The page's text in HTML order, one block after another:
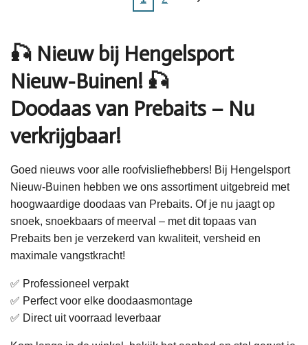
🎣 Nieuw bij Hengelsport
Nieuw-Buinen! 🎣
Doodaas van Prebaits – Nu
verkrijgbaar!
Goed nieuws voor alle roofvisliefhebbers! Bij Hengelsport
Nieuw-Buinen hebben we ons assortiment uitgebreid met
hoogwaardige doodaas van Prebaits. Of je nu jaagt op
snoek, snoekbaars of meerval – met dit topaas van
Prebaits ben je verzekerd van kwaliteit, versheid en
maximale vangstkracht!
✅ Professioneel verpakt
✅ Perfect voor elke doodaasmontage
✅ Direct uit voorraad leverbaar